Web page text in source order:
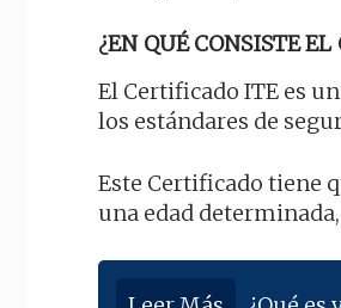
¿EN QUÉ CONSISTE
El Certificado ITE es
los estándares de
Este Certificado tiene
una edad